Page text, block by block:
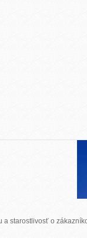
starostlivosť o